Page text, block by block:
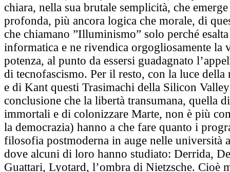
chiara, nella sua brutale semplicità, che
profonda, più ancora logica che morale, di
che chiamano ”Illuminismo” solo perché
informatica e ne rivendica orgogliosamente la
potenza, al punto da essersi guadagnato
di tecnofascismo. Per il resto, con la luce della
e di Kant questi Trasimachi della Silicon
conclusione che la libertà transumana, quella
immortali e di colonizzare Marte, non è più
la democrazia) hanno a che fare quanto i
filosofia postmoderna in auge nelle università
dove alcuni di loro hanno studiato: Derrida,
Guattari, Lyotard, l’ombra di Nietzsche. Cioè